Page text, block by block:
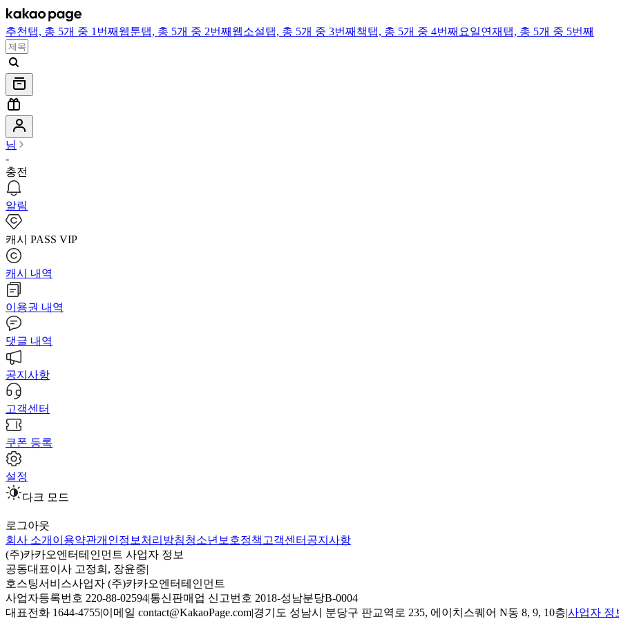
추천 탭, 총 5개 중 1번째 웹툰탭, 총 5개 중 2번째 웹소설탭, 총 5개 중 3번째 책탭, 총 5개 중 4번째 요일연재 탭, 총 5개 중 5번째
님
-
충전
알림
캐시 PASS VIP
캐시 내역
이용권 내역
댓글 내역
공지사항
고객센터
쿠폰 등록
설정
다크 모드
로그아웃
회사 소개 이용약관개인정보처리방침청소년보호정책 고객센터 공지사항
(주)카카오엔터테인먼트 사업자 정보
공동대표이사 고정희, 장윤중|
호스팅서비스사업자 (주)카카오엔터테인먼트
사업자등록번호 220-88-02594|통신판매업 신고번호 2018-성남분당B-0004
대표전화 1644-4755|이메일 contact@KakaoPage.com|경기도 성남시 분당구 판교역로 235, 에이치스퀘어 N동 8, 9, 10층|사업자 정